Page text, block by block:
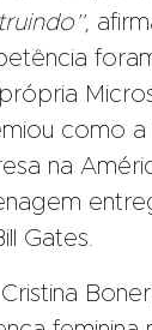
como
na
Gates.
Cristina Boner